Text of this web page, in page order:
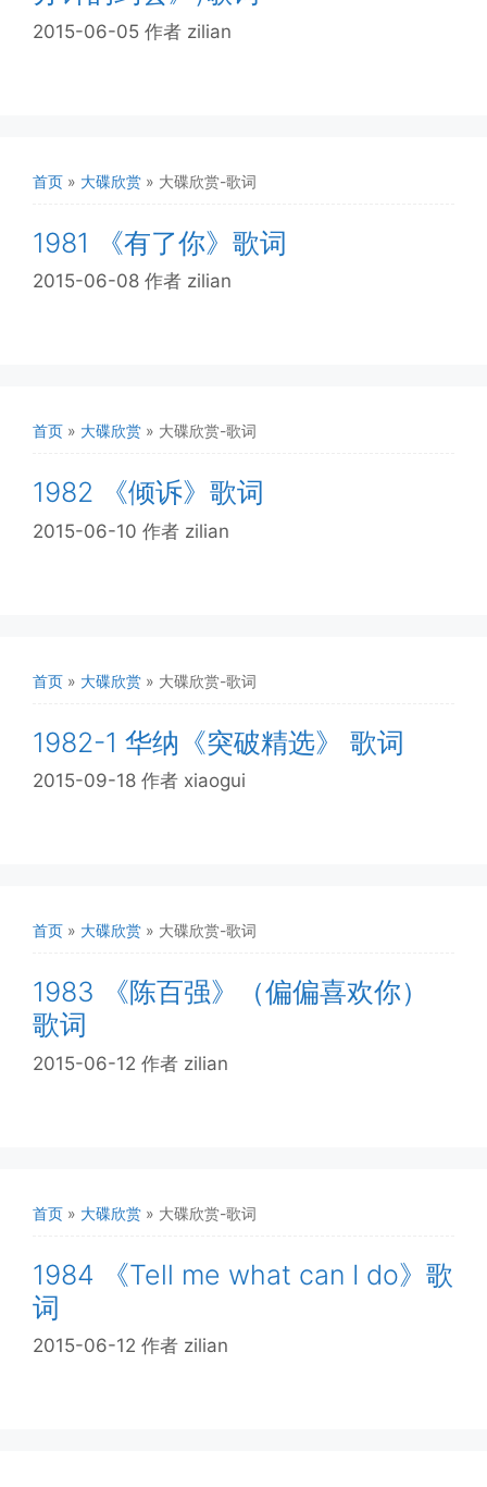
2015-06-05 作者 zilian
首页 » 大碟欣赏 » 大碟欣赏-歌词
1981 《有了你》歌词
2015-06-08 作者 zilian
首页 » 大碟欣赏 » 大碟欣赏-歌词
1982 《倾诉》歌词
2015-06-10 作者 zilian
首页 » 大碟欣赏 » 大碟欣赏-歌词
1982-1 华纳《突破精选》 歌词
2015-09-18 作者 xiaogui
首页 » 大碟欣赏 » 大碟欣赏-歌词
1983 《陈百强》（偏偏喜欢你）
歌词
2015-06-12 作者 zilian
首页 » 大碟欣赏 » 大碟欣赏-歌词
1984 《Tell me what can I do》歌
词
2015-06-12 作者 zilian